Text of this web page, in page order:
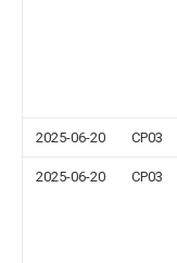
2025-06-20 CP03
2025-06-20 CP03